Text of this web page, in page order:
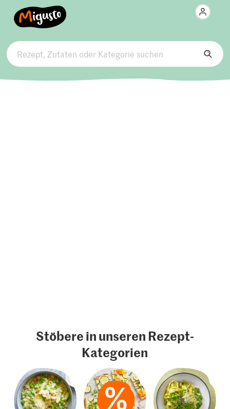
Stöbere in unseren Rezept-
Kategorien